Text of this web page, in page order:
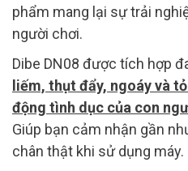
phẩm mang lại sự trải
người chơi.
Dibe DN08 được tích hợp
liếm, thụt đẩy, ngoáy và
động tình dục của con
Giúp bạn cảm nhận gần
chân thật khi sử dụng máy.